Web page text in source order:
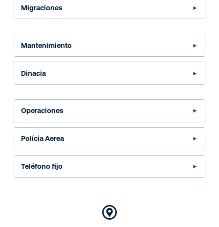
Migraciones
Mantenimiento
Dinacia
Operaciones
Polícia Aerea
Teléfono fijo